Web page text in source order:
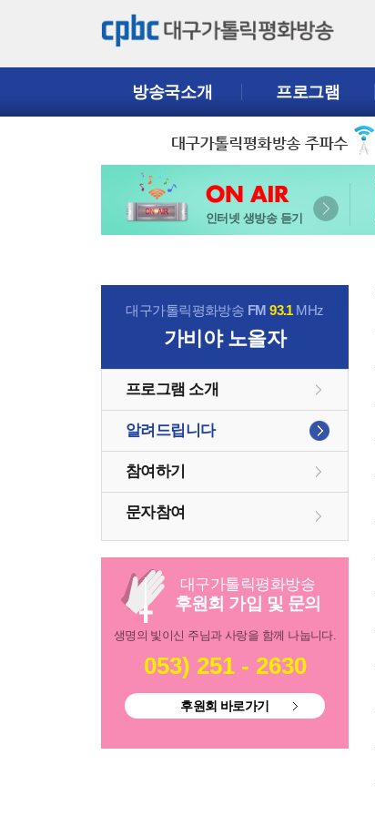
방송국소개 프로그램
인터넷 생방송 듣기
대구가톨릭평화방송 FM93.1MHz
가비야 노올자
프로그램 소개
알려드립니다
참여하기
문자참여
대구가톨릭평화방송
후원회 가입 및 문의
생명의 빛이신 주님과 사랑을 함께 나눕니다.
053) 251 - 2630
후원회 바로가기